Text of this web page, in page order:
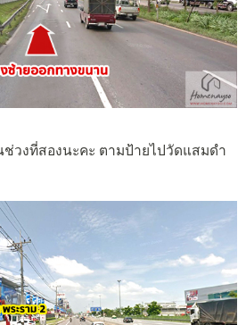
ช่วงที่สองนะคะ ตามป้ายไปวัดแสมดำ